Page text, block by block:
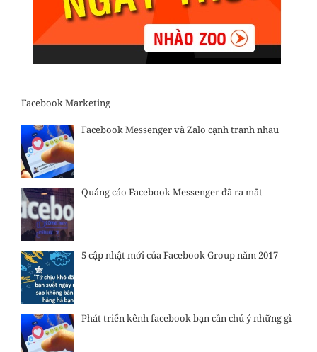
Facebook Marketing
Facebook Messenger và Zalo cạnh tranh nhau
Quảng cáo Facebook Messenger đã ra mắt
5 cập nhật mới của Facebook Group năm 2017
Phát triển kênh facebook bạn cần chú ý những gì